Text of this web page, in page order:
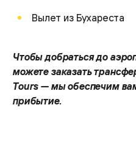
Вылет из Бухареста
Чтобы добраться до
можете заказать
Tours — мы обеспечим
прибытие.